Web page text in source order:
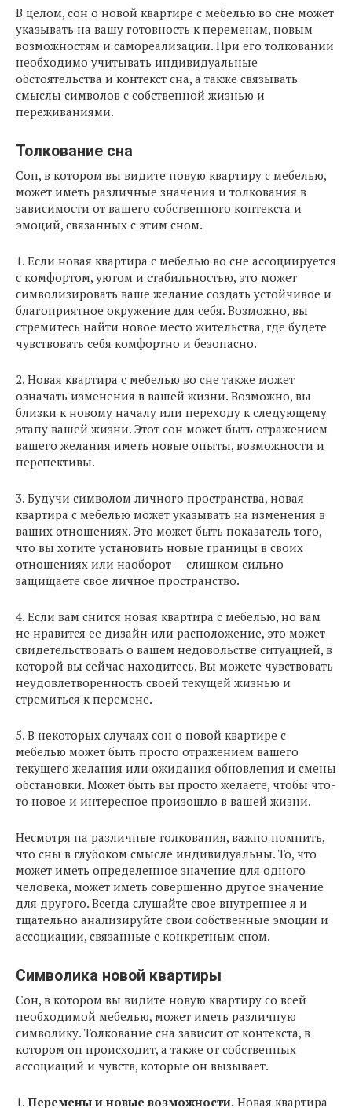
В целом, сон о новой квартире с мебелью во сне может
указывать на вашу готовность к переменам, новым
возможностям и самореализации. При его толковании
необходимо учитывать индивидуальные
обстоятельства и контекст сна, а также связывать
смыслы символов с собственной жизнью и
переживаниями.
Толкование сна
Сон, в котором вы видите новую квартиру с мебелью,
может иметь различные значения и толкования в
зависимости от вашего собственного контекста и
эмоций, связанных с этим сном.
1. Если новая квартира с мебелью во сне ассоциируется
с комфортом, уютом и стабильностью, это может
символизировать ваше желание создать устойчивое и
благоприятное окружение для себя. Возможно, вы
стремитесь найти новое место жительства, где будете
чувствовать себя комфортно и безопасно.
2. Новая квартира с мебелью во сне также может
означать изменения в вашей жизни. Возможно, вы
близки к новому началу или переходу к следующему
этапу вашей жизни. Этот сон может быть отражением
вашего желания иметь новые опыты, возможности и
перспективы.
3. Будучи символом личного пространства, новая
квартира с мебелью может указывать на изменения в
ваших отношениях. Это может быть показатель того,
что вы хотите установить новые границы в своих
отношениях или наоборот — слишком сильно
защищаете свое личное пространство.
4. Если вам снится новая квартира с мебелью, но вам
не нравится ее дизайн или расположение, это может
свидетельствовать о вашем недовольстве ситуацией, в
которой вы сейчас находитесь. Вы можете чувствовать
неудовлетворенность своей текущей жизнью и
стремиться к перемене.
5. В некоторых случаях сон о новой квартире с
мебелью может быть просто отражением вашего
текущего желания или ожидания обновления и смены
обстановки. Может быть вы просто желаете, чтобы что-
то новое и интересное произошло в вашей жизни.
Несмотря на различные толкования, важно помнить,
что сны в глубоком смысле индивидуальны. То, что
может иметь определенное значение для одного
человека, может иметь совершенно другое значение
для другого. Всегда слушайте свое внутреннее я и
тщательно анализируйте свои собственные эмоции и
ассоциации, связанные с конкретным сном.
Символика новой квартиры
Сон, в котором вы видите новую квартиру со всей
необходимой мебелью, может иметь различную
символику. Толкование сна зависит от контекста, в
котором он происходит, а также от собственных
ассоциаций и чувств, которые он вызывает.
1. Перемены и новые возможности. Новая квартира